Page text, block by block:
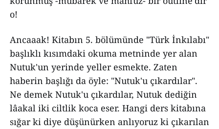
o!
Ancaaak! Kitabın 5. bölümünde "Türk İnkılabı"
başlıklı kısımdaki okuma metninde yer alan
Nutuk'un yerinde yeller esmekte. Zaten
haberin başlığı da öyle: "Nutuk'u çıkardılar".
Ne demek Nutuk'u çıkardılar, Nutuk dediğin
lâakal iki ciltlik koca eser. Hangi ders kitabına
sığar ki diye düşünürken anlıyoruz ki çıkarılan